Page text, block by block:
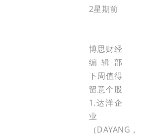
2星期前
博思财经
编辑部
下周值得
留意个股
1.达洋企
业
（DAYANG，